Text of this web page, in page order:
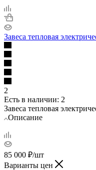
Завеса тепловая
2
Есть в наличии: 2
Завеса тепловая
Описание
85 000 ₽/шт
Варианты цен